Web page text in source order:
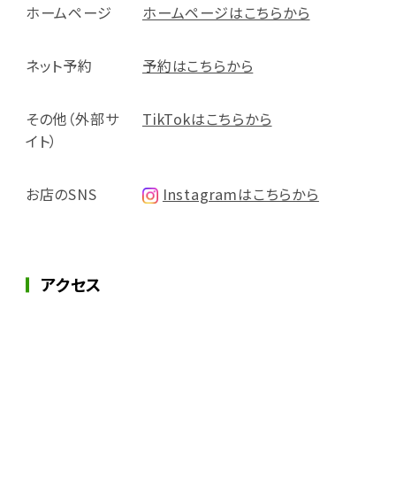
ホームページ ホームページはこちらから
ネット予約 予約はこちらから
その他（外部サ
イト）
TikTokはこちらから
お店のSNS Instagramはこちらから
アクセス